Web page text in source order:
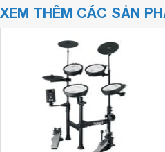
XEM THÊM CÁC SẢN